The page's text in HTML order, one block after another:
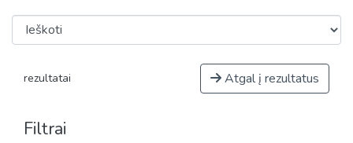
rezultatai Atgal į rezultatus
Filtrai